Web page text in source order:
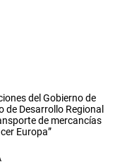
del Gobierno de
Desarrollo Regional
de mercancías
Europa”